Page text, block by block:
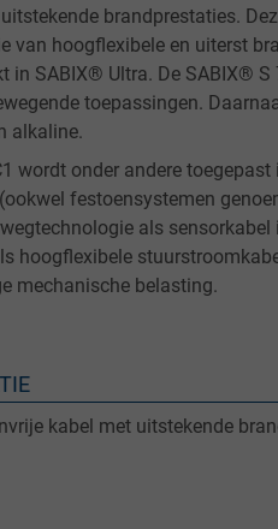
brandprestaties.
van hoogflexibele en uiterst
in SABIX® Ultra. De SABIX® S
toepassingen.
alkaline.
wordt onder andere toegepast
festoensystemen
als sensorkabel
hoogflexibele
mechanische belasting.
kabel met uitstekende